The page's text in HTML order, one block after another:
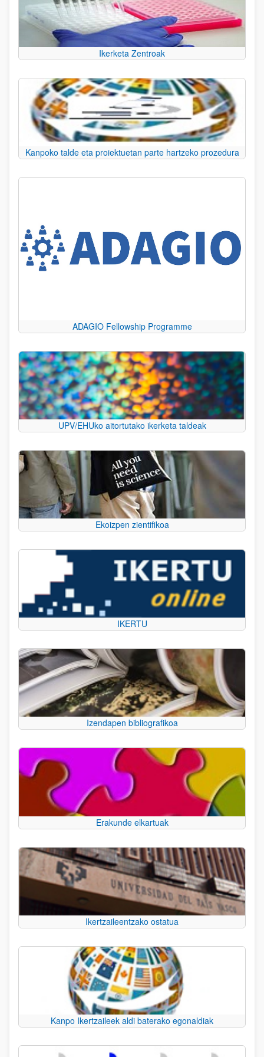
Ikerketa Zentroak
Kanpoko talde eta proiektuetan parte hartzeko prozedura
ADAGIO Fellowship Programme
UPV/EHUko aitortutako ikerketa taldeak
Ekoizpen zientifikoa
IKERTU
Izendapen bibliografikoa
Erakunde elkartuak
Ikertzaileentzako ostatua
Kanpo Ikertzaileek aldi baterako egonaldiak